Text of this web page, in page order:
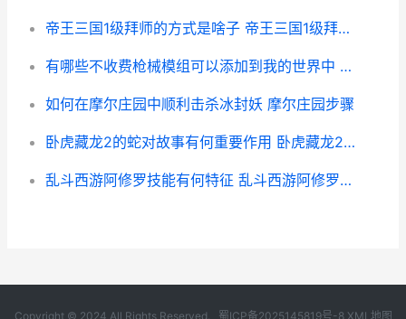
帝王三国1级拜师的方式是啥子 帝王三国1级拜师怎么玩
有哪些不收费枪械模组可以添加到我的世界中 没有不收费的吗
如何在摩尔庄园中顺利击杀冰封妖 摩尔庄园步骤
卧虎藏龙2的蛇对故事有何重要作用 卧虎藏龙2演员
乱斗西游阿修罗技能有何特征 乱斗西游阿修罗阵容
Copyright © 2024 All Rights Reserved. 蜀ICP备2025145819号-8 XML地图